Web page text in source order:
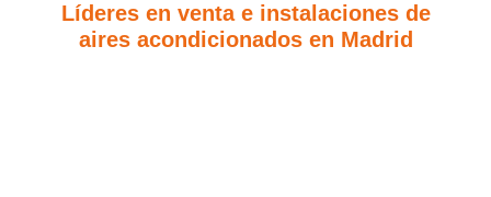
Líderes en venta e instalaciones de
aires acondicionados en Madrid